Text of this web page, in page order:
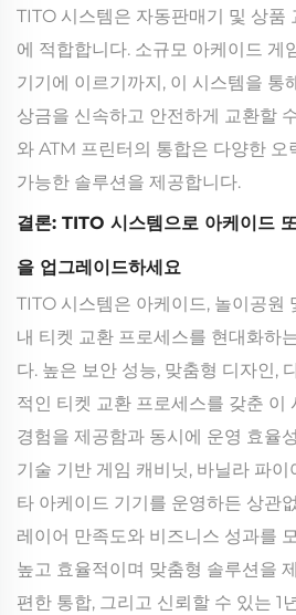
TITO 시스템은 자동판매기 및 상품
에 적합합니다. 소규모 아케이드 게
기기에 이르기까지, 이 시스템을 통
상금을 신속하고 안전하게 교환할
와 ATM 프린터의 통합은 다양한 오
가능한 솔루션을 제공합니다.
결론: TITO 시스템으로 아케이드
을 업그레이드하세요
TITO 시스템은 아케이드, 놀이공원
내 티켓 교환 프로세스를 현대화하
다. 높은 보안 성능, 맞춤형 디자인,
적인 티켓 교환 프로세스를 갖춘 이
경험을 제공함과 동시에 운영 효율
기술 기반 게임 캐비닛, 바닐라 파
타 아케이드 기기를 운영하든 상관
레이어 만족도와 비즈니스 성과를
높고 효율적이며 맞춤형 솔루션을
편한 통합, 그리고 신뢰할 수 있는 1